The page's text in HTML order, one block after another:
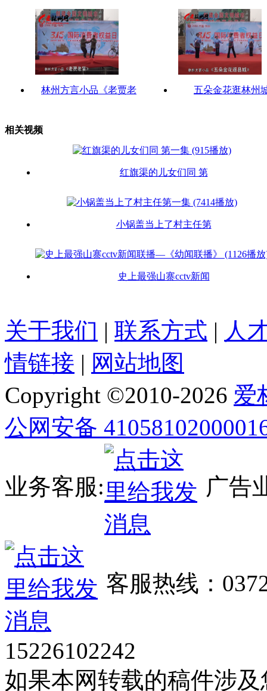
林州方言小品《老贾老 五朵金花逛林州
相关视频
红旗渠的儿女们同 第
小锅盖当上了村主任第
史上最强山寨cctv新闻
关于我们 | 联系方式 | 人
情链接 | 网站地图
Copyright ©2010-2026 爱
公网安备
业务客服: 广告
客服热线：
15226102242
如果本网转载的稿件涉